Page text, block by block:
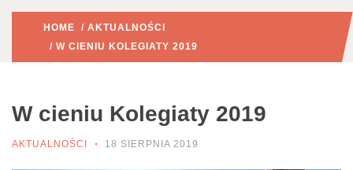
HOME / AKTUALNOŚCI
/ W CIENIU KOLEGIATY 2019
W cieniu Kolegiaty 2019
AKTUALNOŚCI 18 SIERPNIA 2019